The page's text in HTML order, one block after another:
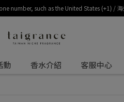
number, such as the United States (+1) /
動 香水介紹 客服中心